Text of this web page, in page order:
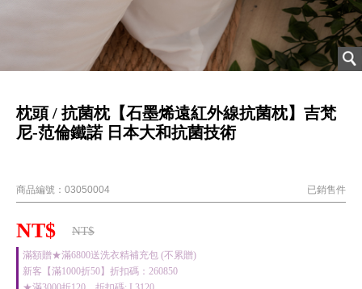
枕頭 / 抗菌枕【石墨烯遠紅外線抗菌枕】吉梵
尼-范倫鐵諾 日本大和抗菌技術
商品編號： 03050004 已銷售件
NT$ NT$
滿額贈★滿6800送洗衣精補充包 (不累贈)
新客【滿1000折50】折扣碼：260850